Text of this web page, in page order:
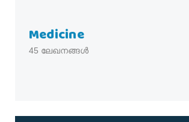
Medicine
45 ലേഖനങ്ങൾ